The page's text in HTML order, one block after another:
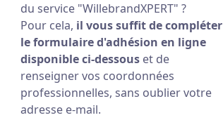
du service "WillebrandXPERT" ?
Pour cela, il vous suffit de compléter
le formulaire d'adhésion en ligne
disponible ci-dessouset de
renseigner vos coordonnées
professionnelles, sans oublier votre
adresse e-mail.